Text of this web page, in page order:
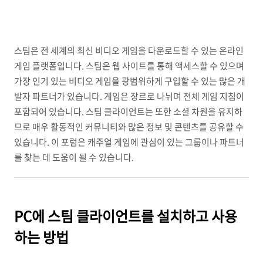
스팀은 전 세계의 최신 비디오 게임을 다운로드할 수 있는 온라인
게임 플랫폼입니다. 스팀은 웹 사이트를 통해 액세스할 수 있으며
가장 인기 있는 비디오 게임을 광범위하게 구입할 수 있는 많은 개
발자 파트너가 있습니다. 게임은 장르로 나뉘며 전체 게임 지침이
포함되어 있습니다. 스팀 클라이언트는 또한 소셜 차원을 유지하
므로 매우 활동적인 커뮤니티와 많은 정보 및 콘텐츠를 공유할 수
있습니다. 이 포럼은 캐주얼 게임에 관심이 있는 그룹이나 파트너
를 찾는 데 도움이 될 수 있습니다.
PC에 스팀 클라이언트를 설치하고 사용
하는 방법